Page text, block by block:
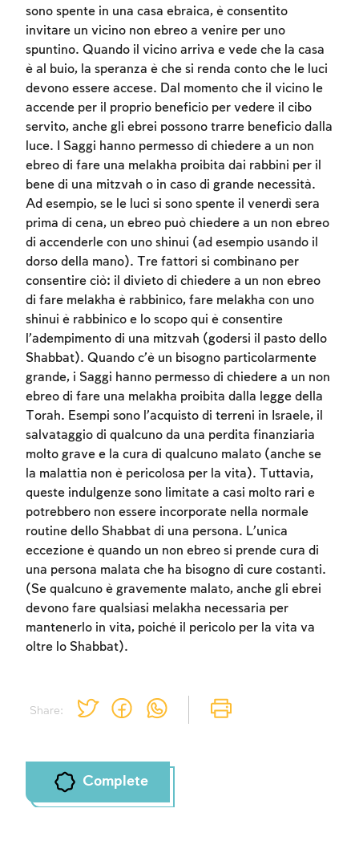
Share:
sono spente in una casa ebraica, è consentito
invitare un vicino non ebreo a venire per uno
spuntino. Quando il vicino arriva e vede che la casa
è al buio, la speranza è che si renda conto che le luci
devono essere accese. Dal momento che il vicino le
accende per il proprio beneficio per vedere il cibo
servito, anche gli ebrei possono trarre beneficio dalla
luce. I Saggi hanno permesso di chiedere a un non
ebreo di fare una melakha proibita dai rabbini per il
bene di una mitzvah o in caso di grande necessità.
Ad esempio, se le luci si sono spente il venerdì sera
prima di cena, un ebreo può chiedere a un non ebreo
di accenderle con uno shinui (ad esempio usando il
dorso della mano). Tre fattori si combinano per
consentire ciò: il divieto di chiedere a un non ebreo
di fare melakha è rabbinico, fare melakha con uno
shinui è rabbinico e lo scopo qui è consentire
l’adempimento di una mitzvah (godersi il pasto dello
Shabbat). Quando c’è un bisogno particolarmente
grande, i Saggi hanno permesso di chiedere a un non
ebreo di fare una melakha proibita dalla legge della
Torah. Esempi sono l’acquisto di terreni in Israele, il
salvataggio di qualcuno da una perdita finanziaria
molto grave e la cura di qualcuno malato (anche se
la malattia non è pericolosa per la vita). Tuttavia,
queste indulgenze sono limitate a casi molto rari e
potrebbero non essere incorporate nella normale
routine dello Shabbat di una persona. L’unica
eccezione è quando un non ebreo si prende cura di
una persona malata che ha bisogno di cure costanti.
(Se qualcuno è gravemente malato, anche gli ebrei
devono fare qualsiasi melakha necessaria per
mantenerlo in vita, poiché il pericolo per la vita va
oltre lo Shabbat).
Complete
Account required
To mark concepts as learned, you'll need
to create an account or log in.
Sign up